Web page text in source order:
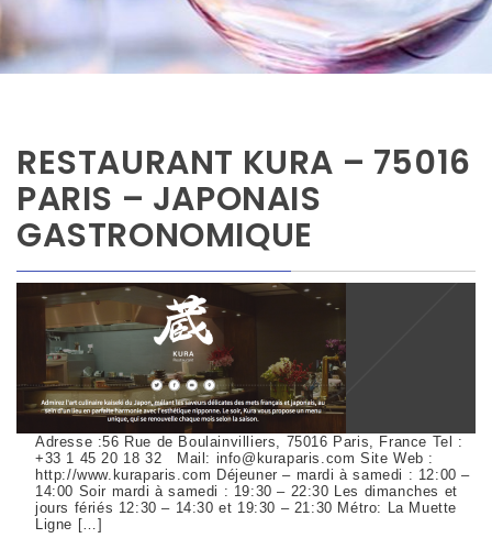
RESTAURANT KURA – 75016
PARIS – JAPONAIS
GASTRONOMIQUE
Adresse :56 Rue de Boulainvilliers, 75016 Paris, France Tel :
+33 1 45 20 18 32 Mail: info@kuraparis.com Site Web :
http://www.kuraparis.com Déjeuner – mardi à samedi : 12:00 –
14:00 Soir mardi à samedi : 19:30 – 22:30 Les dimanches et
jours fériés 12:30 – 14:30 et 19:30 – 21:30 Métro: La Muette
Ligne […]